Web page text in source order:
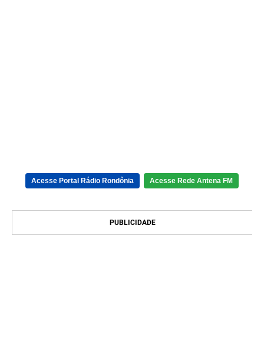
Acesse Portal Rádio Rondônia Acesse Rede Antena FM
PUBLICIDADE